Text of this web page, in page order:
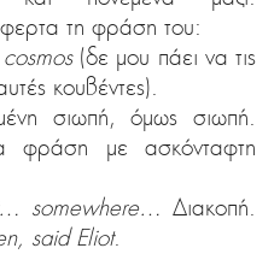
τη φράση του:
(δε μου πάει να τις
κουβέντες).
σιωπή, όμως σιωπή.
φράση με ασκόνταφτη
somewhere… Διακοπή.
said Eliot.